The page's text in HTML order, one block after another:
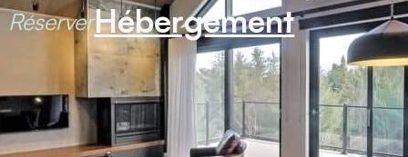
RéserverHébergement